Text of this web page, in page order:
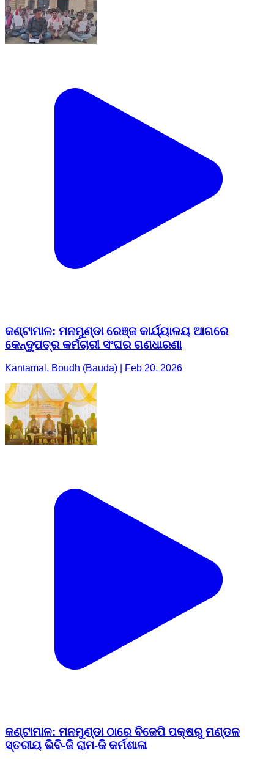
କଣ୍ଟାମାଳ: ମନମୁଣ୍ଡା ରେଞ୍ଜ କାର୍ଯ୍ୟାଳୟ ଆଗରେ
କେନ୍ଦୁପତ୍ର କର୍ମଚାରୀ ସଂଘର ଗଣଧାରଣା
Kantamal, Boudh (Bauda) | Feb 20, 2026
କଣ୍ଟାମାଳ: ମନମୁଣ୍ଡା ଠାରେ ବିଜେପି ପକ୍ଷରୁ ମଣ୍ଡଳ
ସ୍ତରୀୟ ଭିବି-ଜି ରାମ-ଜି କର୍ମଶାଳା